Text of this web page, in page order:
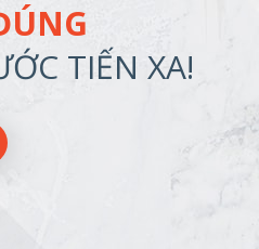
TIẾN XA!